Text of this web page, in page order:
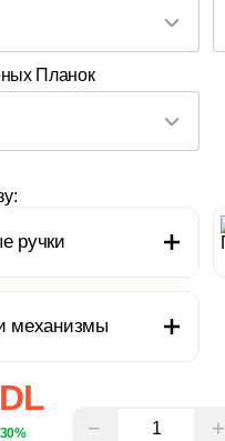
Планок
ручки
механизмы
− +